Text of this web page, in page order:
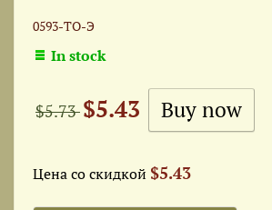
0593-ТО-Э
In stock
$5.73$5.43
Цена со скидкой $5.43